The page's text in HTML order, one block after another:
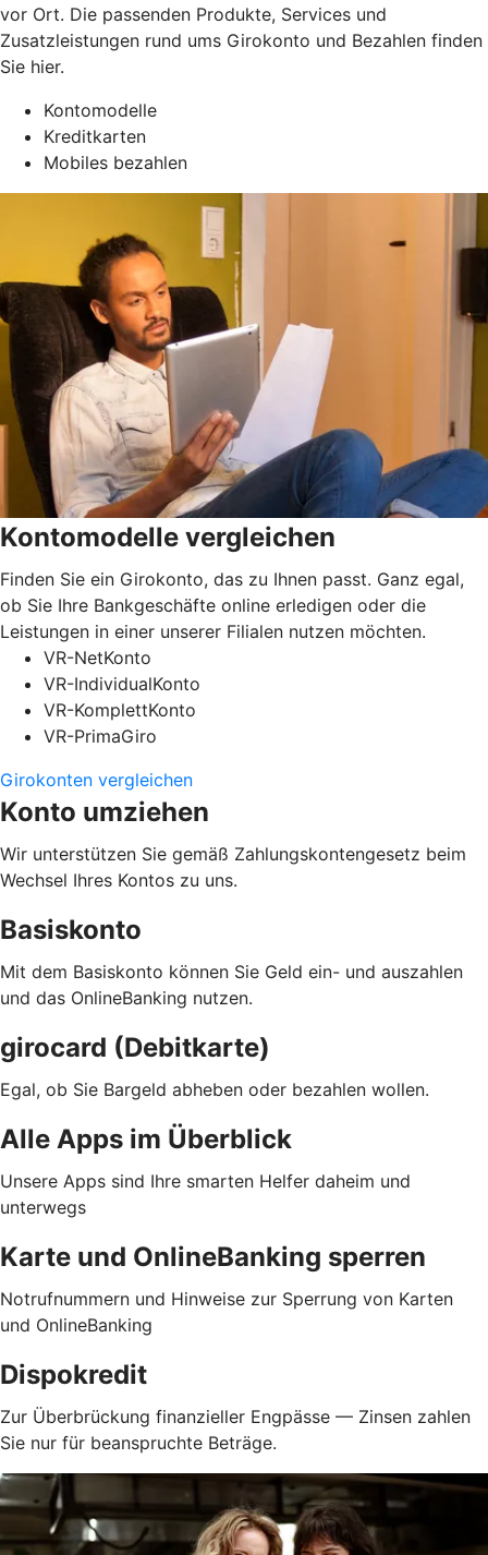
vor Ort. Die passenden Produkte, Services und
Zusatzleistungen rund ums Girokonto und Bezahlen finden
Sie hier.
Kontomodelle
Kreditkarten
Mobiles bezahlen
Kontomodelle vergleichen
Finden Sie ein Girokonto, das zu Ihnen passt. Ganz egal,
ob Sie Ihre Bankgeschäfte online erledigen oder die
Leistungen in einer unserer Filialen nutzen möchten.
VR-NetKonto
VR-IndividualKonto
VR-KomplettKonto
VR-PrimaGiro
Girokonten vergleichen
Konto umziehen
Wir unterstützen Sie gemäß Zahlungskontengesetz beim
Wechsel Ihres Kontos zu uns.
Basiskonto
Mit dem Basiskonto können Sie Geld ein- und auszahlen
und das OnlineBanking nutzen.
girocard (Debitkarte)
Egal, ob Sie Bargeld abheben oder bezahlen wollen.
Alle Apps im Überblick
Unsere Apps sind Ihre smarten Helfer daheim und
unterwegs
Karte und OnlineBanking sperren
Notrufnummern und Hinweise zur Sperrung von Karten
und OnlineBanking
Dispokredit
Zur Überbrückung finanzieller Engpässe — Zinsen zahlen
Sie nur für beanspruchte Beträge.